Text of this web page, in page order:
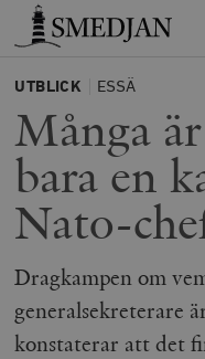
Timbro
UTBLICK ESSÄ
Många
bara en
Nato-
Dragkampen om
generalsekreterare
konstaterar att det